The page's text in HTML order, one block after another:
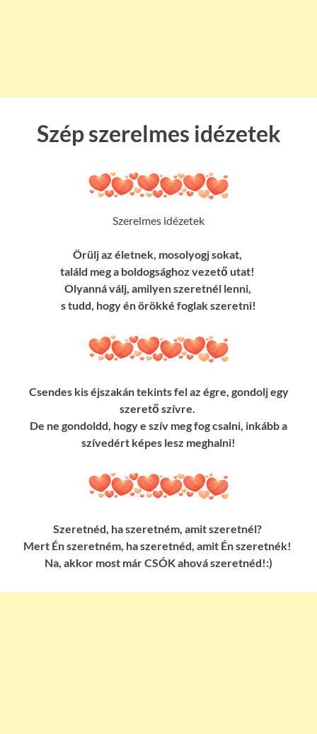
Szép szerelmes idézetek
Szerelmes idézetek
Örülj az életnek, mosolyogj sokat,
találd meg a boldogsághoz vezető utat!
Olyanná válj, amilyen szeretnél lenni,
s tudd, hogy én örökké foglak szeretni!
Csendes kis éjszakán tekints fel az égre, gondolj egy
szerető szívre.
De ne gondoldd, hogy e szív meg fog csalni, inkább a
szívedért képes lesz meghalni!
Szeretnéd, ha szeretném, amit szeretnél?
Mert Én szeretném, ha szeretnéd, amit Én szeretnék!
Na, akkor most már CSÓK ahová szeretnéd!:)